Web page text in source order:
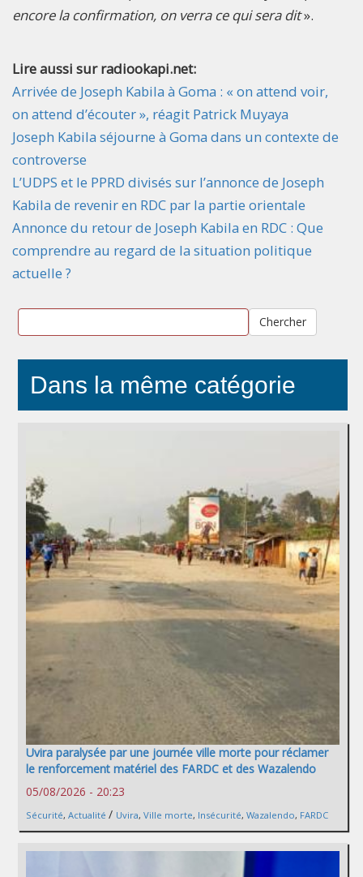
encore la confirmation, on verra ce qui sera dit».
Lire aussi sur radiookapi.net:
Arrivée de Joseph Kabila à Goma : « on attend voir,
on attend d’écouter », réagit Patrick Muyaya
Joseph Kabila séjourne à Goma dans un contexte de
controverse
L’UDPS et le PPRD divisés sur l’annonce de Joseph
Kabila de revenir en RDC par la partie orientale
Annonce du retour de Joseph Kabila en RDC : Que
comprendre au regard de la situation politique
actuelle ?
Chercher
Dans la même catégorie
Uvira paralysée par une journée ville morte pour réclamer
le renforcement matériel des FARDC et des Wazalendo
05/08/2026 - 20:23
Sécurité, Actualité / Uvira, Ville morte, Insécurité, Wazalendo, FARDC